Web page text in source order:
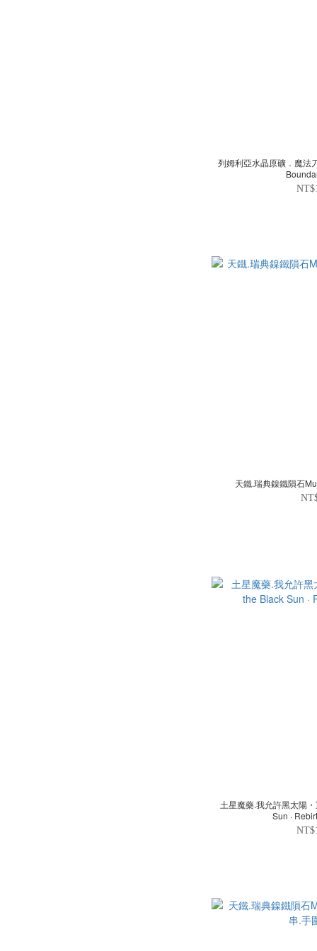
列姆利亞水晶原礦．魔法
天鐵.瑞典鎳鐵隕石
土星魔藥.我允許黑太陽・重生結界 I
Sun ·